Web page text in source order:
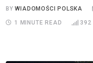
BYWIADOMOŚCI POLSKA
1 MINUTE READ 392